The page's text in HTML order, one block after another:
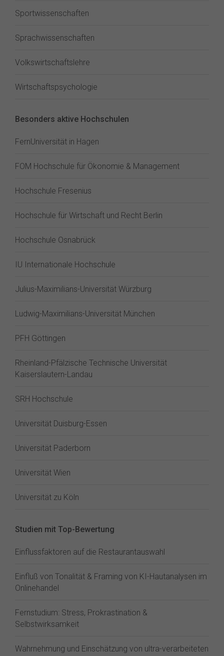
Sportwissenschaften
Sprachwissenschaften
Volkswirtschaftslehre
Wirtschaftspsychologie
Besonders aktive Hochschulen
FernUniversität in Hagen
FOM Hochschule für Ökonomie & Management
Hochschule Fresenius
Hochschule für Wirtschaft und Recht Berlin
Hochschule Osnabrück
IU Internationale Hochschule
Julius-Maximilians-Universität Würzburg
Ludwig-Maximilians-Universität München
PFH Göttingen
Rheinland-Pfälzische Technische Universität
Kaiserslautern-Landau
SRH Hochschule
Universität Duisburg-Essen
Universität Paderborn
Universität Wien
Universität zu Köln
Studien mit Top-Bewertung
Einflussfaktoren auf die Restaurantauswahl
Einfluß von Tonalität & Framing von KI-Hautanalysen im
Onlinehandel
Fernstudium: Stress, Prokrastination &
Selbstwirksamkeit
Wahrnehmung und Einschätzung von ultra-verarbeiteten